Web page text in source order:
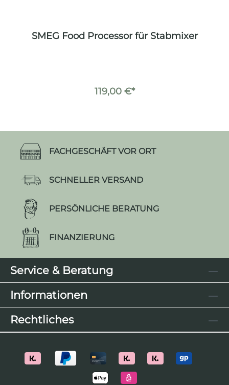
SMEG Food Processor für Stabmixer
119,00 €*
FACHGESCHÄFT VOR ORT
SCHNELLER VERSAND
PERSÖNLICHE BERATUNG
FINANZIERUNG
Service & Beratung
Informationen
Rechtliches